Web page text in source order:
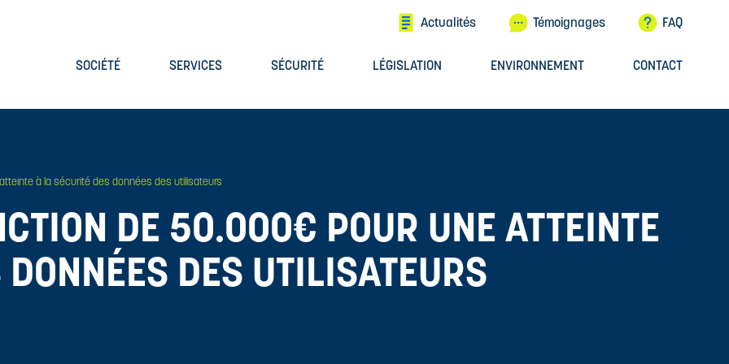
SOCIÉTÉ SERVICES SÉCURITÉ LÉGISLATION ENVIRONNEMENT CONTACT
Actualités Témoignages FAQ
à la sécurité des données des utilisateurs
DE 50.000€ POUR UNE ATTEINTE
DES UTILISATEURS